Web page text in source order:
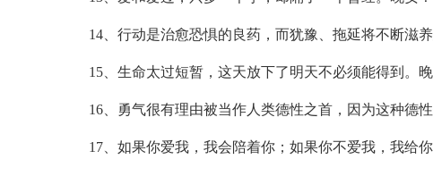
14、行动是治愈恐惧的良药，而犹豫、拖延将不断滋养
15、生命太过短暂，这天放下了明天不必须能得到。晚
16、勇气很有理由被当作人类德性之首，因为这种德
17、如果你爱我，我会陪着你；如果你不爱我，我给你